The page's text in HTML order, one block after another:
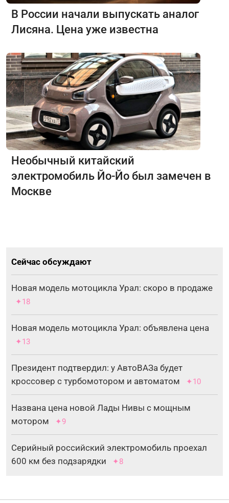
В России начали выпускать аналог
Лисяна. Цена уже известна
Необычный китайский
электромобиль Йо-Йо был замечен в
Москве
Сейчас обсуждают
Новая модель мотоцикла Урал: скоро в продаже
✦18
Новая модель мотоцикла Урал: объявлена цена
✦13
Президент подтвердил: у АвтоВАЗа будет
кроссовер с турбомотором и автоматом
✦10
Названа цена новой Лады Нивы с мощным
мотором
✦9
Серийный российский электромобиль проехал
600 км без подзарядки
✦8